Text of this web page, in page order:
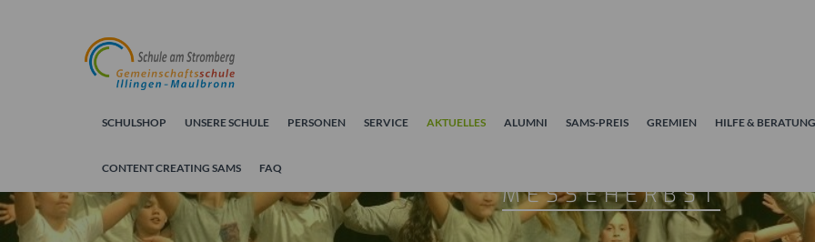
SCHULSHOP UNSERE SCHULE PERSONEN SERVICE AKTUELLES ALUMNI SAMS-PREIS GREMIEN HILFE & BERATUNG
CONTENT CREATING SAMS FAQ
„LUST AUF TECHNIK“ – LERNGANG DER GMS7
MESSEHERBST